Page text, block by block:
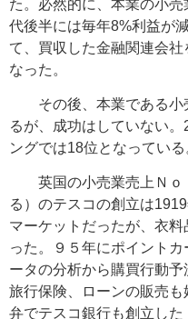
た。必然的に、本業の小
代後半には毎年8%利益が
て、 買収した金融関連会
なった。
その後、本業である小
るが、成功はしていない
ングでは18位となっている
英国の小売業売上Ｎｏ
る）のテスコの創立は
マーケットだったが、衣
った。９５年にポイント
ータの分析から購買行動
旅行保険、ローンの販売
弁でテスコ銀行も創立した